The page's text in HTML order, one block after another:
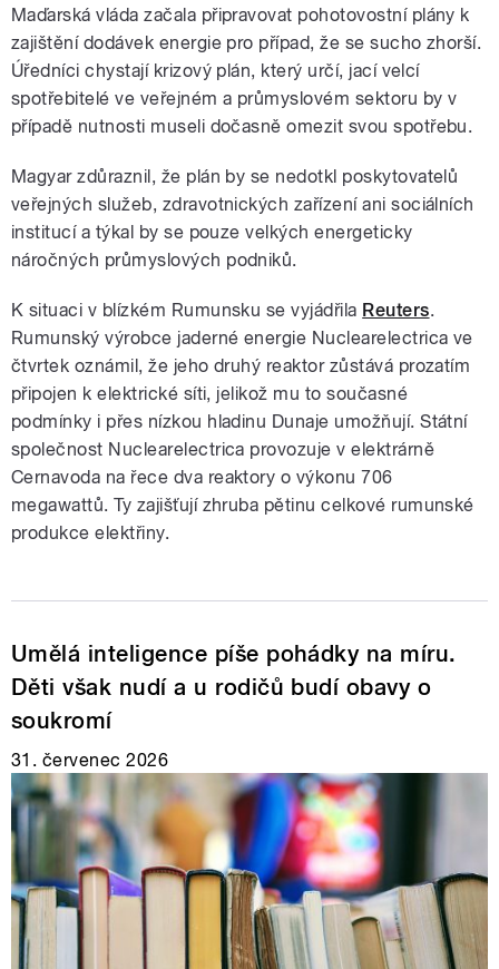
Maďarská vláda začala připravovat pohotovostní plány k
zajištění dodávek energie pro případ, že se sucho zhorší.
Úředníci chystají krizový plán, který určí, jací velcí
spotřebitelé ve veřejném a průmyslovém sektoru by v
případě nutnosti museli dočasně omezit svou spotřebu.
Magyar zdůraznil, že plán by se nedotkl poskytovatelů
veřejných služeb, zdravotnických zařízení ani sociálních
institucí a týkal by se pouze velkých energeticky
náročných průmyslových podniků.
K situaci v blízkém Rumunsku se vyjádřila Reuters.
Rumunský výrobce jaderné energie Nuclearelectrica ve
čtvrtek oznámil, že jeho druhý reaktor zůstává prozatím
připojen k elektrické síti, jelikož mu to současné
podmínky i přes nízkou hladinu Dunaje umožňují. Státní
společnost Nuclearelectrica provozuje v elektrárně
Cernavoda na řece dva reaktory o výkonu 706
megawattů. Ty zajišťují zhruba pětinu celkové rumunské
produkce elektřiny.
Umělá inteligence píše pohádky na míru.
Děti však nudí a u rodičů budí obavy o
soukromí
31. červenec 2026